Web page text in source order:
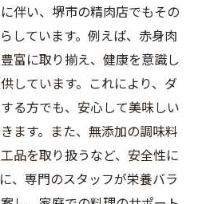
伴い、堺市の精肉店でもその
しています。例えば、赤身肉
富に取り揃え、健康を意識し
しています。これにより、ダ
る方でも、安心して美味しい
ます。また、無添加の調味料
品を取り扱うなど、安全性に
、専門のスタッフが栄養バラ